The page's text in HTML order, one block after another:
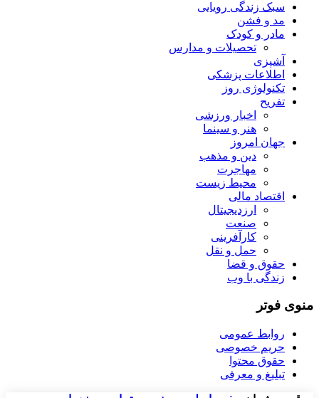
سبک زندگی رویایی
مد و فشن
مادر و کودک
تحصیلات و مدارس
آشپزی
اطلاعات پزشکی
تکنولوژی روز
تفریح
اخبار ورزشی
هنر و سینما
جهان امروز
دین و مذهب
مهاجرت
محیط زیست
اقتصاد مالی
ارزدیجیتال
صنعت
کارآفرینی
حمل و نقل
حقوق و قضا
زندگی با وب
منوی فوتر
روابط عمومی
حریم خصوصی
حقوق محتوا
تبلیغ و معرفی